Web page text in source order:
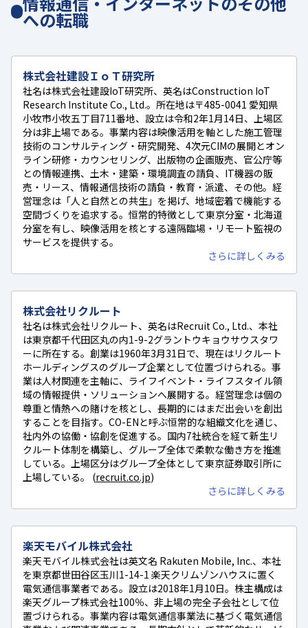
への転職
株式会社建設ＩｏＴ研究所
社名は株式会社建設IoT研究所、英名はConstruction IoT
Research Institute Co., Ltd.。所在地は〒485-0041 愛知県
小牧市小牧五丁目711番地、設立は令和2年1月14日、上場区
分は非上場である。事業内容は映像活用を軸とした施工管理
技術のコンサルティング・研究開発、4次元CIMの展開とオン
ライン研修・カウンセリング、出版物の企画販売、官公庁等
との情報連携、土木・建築・環境調査の請負、IT機器の販
売・リース、情報通信技術の請負・教育・派遣、その他。経
営理念は「人と自然との共生」を掲げ、地域密着で機能する
空間づくりを追求する。恒常的特徴として東京分室・北海道
分室を有し、映像活用を核とする遠隔臨場・リモート監視の
サービスを提供する。
さらに詳しくみる
株式会社リクルート
社名は株式会社リクルート、英名はRecruit Co., Ltd.、本社
は東京都千代田区丸の内1-9-2グラントウキョウサウスタワ
ーに所在する。創業は1960年3月31日で、現在はリクルート
ホールディングスのグループ企業として位置づけられる。事
業は人材関連を主軸に、ライフイベント・ライフスタイル領
域の情報提供・ソリューションへ展開する。経営理念は個の
尊重と情熱への賭けを核とし、長期的にはまだ出会いを創出
することを目指す。CO-ENと呼ぶ恒常的な組織文化を通じ、
社内外の協働・協創を促進する。国内7社統合を経て新生リ
クルート体制を構築し、グループ全体で柔軟な働き方を推進
している。上場区分はグループ全体として東京証券取引所に
上場している。 (recruit.co.jp)
さらに詳しくみる
楽天モバイル株式会社
楽天モバイル株式会社は英文名 Rakuten Mobile, Inc.、本社
を東京都世田谷区玉川1-14-1 楽天クリムゾンハウスに置く
電気通信事業者である。設立は2018年1月10日。株主構成は
楽天グループ株式会社100％、非上場の完全子会社として位
置づけられる。事業内容は電気通信事業法に基づく電気通信